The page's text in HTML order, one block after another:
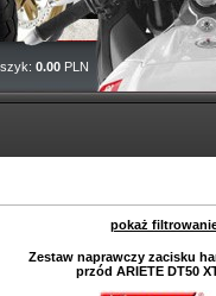
0.00 PLN
pokaż
Zestaw naprawczy zacisku
przód ARIETE DT50